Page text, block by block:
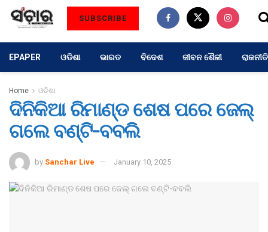
SUBSCRIBE
EPAPER ଓଡିଶା ଭାରତ ବିଦେଶ ଜୀବନ ଶୈଳୀ ରାଜନୀତି
Home ଓଡିଶା
ଦିନିକିଆ ରିମାଣ୍ଡ ଶେଷ ପରେ ଜେଲ୍
ଗଲେ ବଣ୍ଟି-ବବଲି
by Sanchar Live January 10, 2025